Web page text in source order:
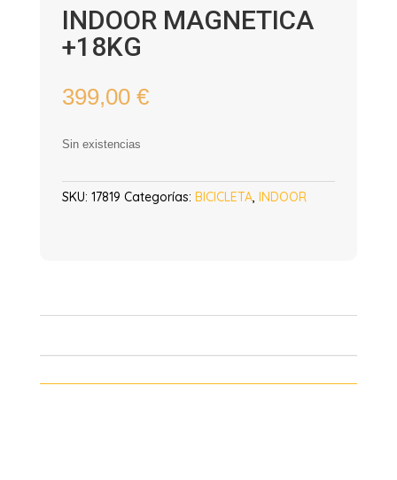
INDOOR MAGNETICA
+18KG
399,00 €
Sin existencias
SKU: 17819 Categorías: BICICLETA, INDOOR